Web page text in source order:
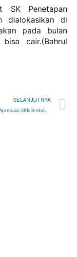
SK Penetapan
dialokasikan di
pada bulan
cair.(Bahrul
SELANJUTNYA